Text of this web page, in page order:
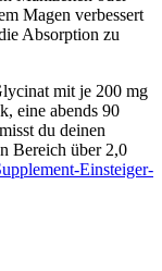
Magen verbessert
Absorption zu
mit je 200 mg
eine abends 90
du deinen
Bereich über 2,0
Einsteiger-